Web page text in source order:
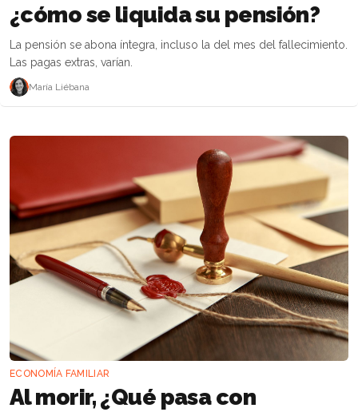
¿cómo se liquida su pensión?
La pensión se abona íntegra, incluso la del mes del fallecimiento.
Las pagas extras, varían.
María Liébana
ECONOMÍA FAMILIAR
Al morir, ¿Qué pasa con